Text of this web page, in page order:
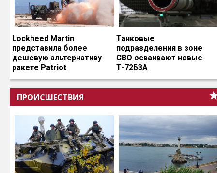
Lockheed Martin
представила более
дешевую альтернативу
ракете Patriot
Танковые
подразделения в зоне
СВО осваивают новые
Т-72Б3А
ПРОИСШЕСТВИЯ